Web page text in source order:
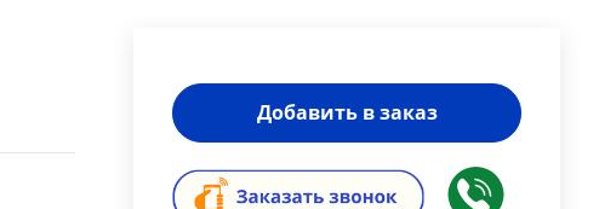
Добавить в заказ